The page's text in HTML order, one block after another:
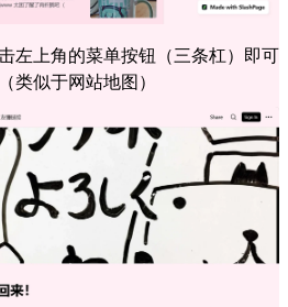
左上角的菜单按钮（三条杠）即可
类似于网站地图）